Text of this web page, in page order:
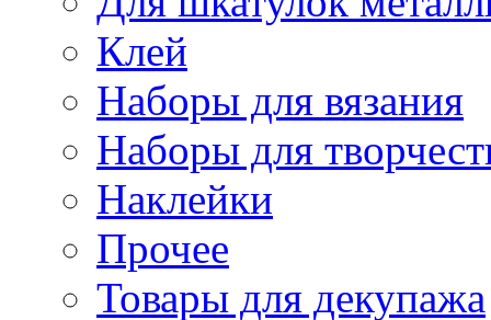
Клей
Наборы для вязания
Наборы для
Наклейки
Прочее
Товары для декупажа